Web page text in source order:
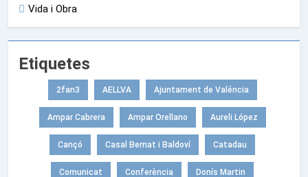
Vida i Obra
Etiquetes
2fan3 AELLVA Ajuntament de Valéncia
Ampar Cabrera Ampar Orellano Aureli López
Cançó Casal Bernat i Baldoví Catadau
Comunicat Conferència Donís Martin